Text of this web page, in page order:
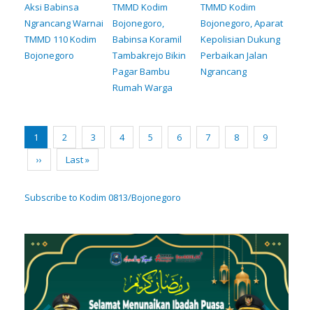
Aksi Babinsa
Ngrancang Warnai
TMMD 110 Kodim
Bojonegoro
TMMD Kodim
Bojonegoro,
Babinsa Koramil
Tambakrejo Bikin
Pagar Bambu
Rumah Warga
TMMD Kodim
Bojonegoro, Aparat
Kepolisian Dukung
Perbaikan Jalan
Ngrancang
Pagination
Current
page
1 Page
2 Page
3 Page
4 Page
5 Page
6 Page
7 Page
8 Page
9
Next
page
››
Last
page
Last »
Subscribe to Kodim 0813/Bojonegoro